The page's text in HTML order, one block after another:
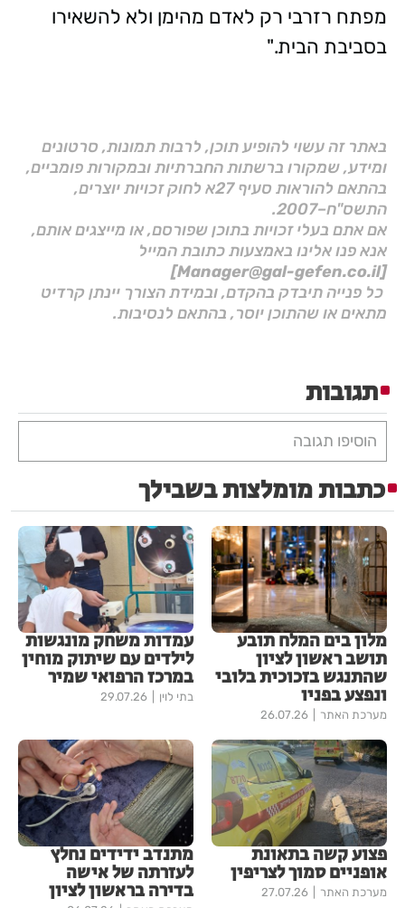
מפתח רזרבי רק לאדם מהימן ולא להשאירו
בסביבת הבית."
באתר זה עשוי להופיע תוכן, לרבות תמונות, סרטונים
ומידע, שמקורו ברשתות החברתיות ובמקורות פומביים,
בהתאם להוראות סעיף 27א לחוק זכויות יוצרים,
התשס"ח–2007.
אם אתם בעלי זכויות בתוכן שפורסם, או מייצגים אותם,
אנא פנו אלינו באמצעות כתובת המייל
[Manager@gal-gefen.co.il]
כל פנייה תיבדק בהקדם, ובמידת הצורך יינתן קרדיט
מתאים או שהתוכן יוסר, בהתאם לנסיבות.
תגובות
הוסיפו תגובה
כתבות מומלצות בשבילך
מלון בים המלח תובע
תושב ראשון לציון
שהתנגש בזכוכית בלובי
ונפצע בפניו
מערכת האתר 26.07.26
עמדות משחק מונגשות
לילדים עם שיתוק מוחין
במרכז הרפואי שמיר
בתי לוין 29.07.26
פצוע קשה בתאונת
אופניים סמוך לצריפין
מערכת האתר 27.07.26
מתנדב ידידים נחלץ
לעזרתה של אישה
בדירה בראשון לציון